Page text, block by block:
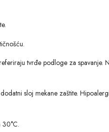
tvrđe podloge za
sloj mekane zaštite.